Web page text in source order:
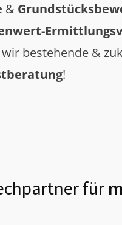
&
bestehende &
!
für